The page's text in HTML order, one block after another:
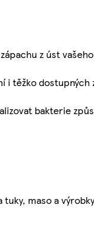
z úst
těžko dostupných
bakterie
maso a